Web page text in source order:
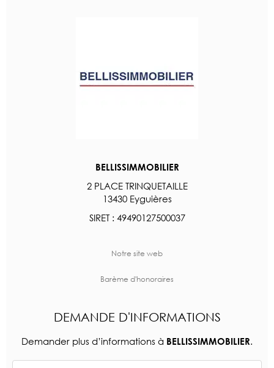
BELLISSIMMOBILIER
2 PLACE TRINQUETAILLE
13430 Eyguières
SIRET : 49490127500037
Notre site web
Barème d'honoraires
DEMANDE D'INFORMATIONS
Demander plus d’informations à BELLISSIMMOBILIER.